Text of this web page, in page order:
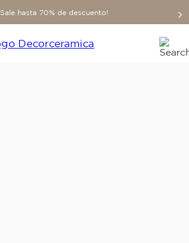
Sale hasta 70% de descuento!